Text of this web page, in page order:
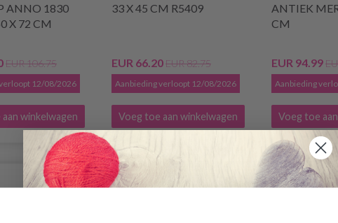
ANNO 1830
X 72 CM
EUR 106.75
12/08/2026
winkelwagen
33 X 45 CM R5409
EUR 66.20EUR 82.75
Aanbieding verloopt 12/08/2026
Voeg toe aan winkelwagen
ANTIEK
CM
EUR 94.99
Aanbieding
Voeg toe